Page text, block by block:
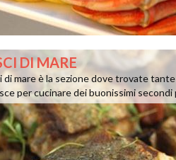
DI MARE
di mare è la sezione dove trovate
per cucinare dei buonissimi secondi